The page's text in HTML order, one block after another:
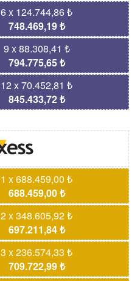
6 x 124.744,86 ₺
748.469,19 ₺
9 x 88.308,41 ₺
794.775,65 ₺
12 x 70.452,81 ₺
845.433,72 ₺
1 x 688.459,00 ₺
688.459,00 ₺
2 x 348.605,92 ₺
697.211,84 ₺
3 x 236.574,33 ₺
709.722,99 ₺